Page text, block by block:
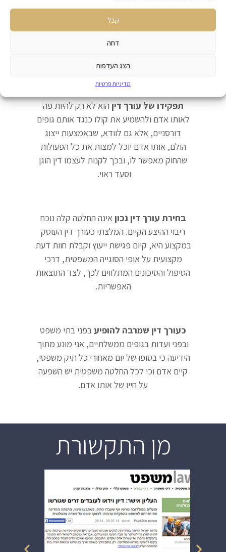
קבל
דחה
הצג העדפות
מדיניות פרטיות
שליחה
תפקידו של עורך דיןהוא לא רק להיות פה
לאותו אדם ולהשמיע את קולו כנגד אותם גופים
דורסניים, אלא גם לוודא, שבאמצעות ייצוג
הולם, אותו אדם יוכל למצות את כל הפעולות
שהחוק מאפשר לו, ובכך לקנות לעצמו דין הוגן
וסעד ראוי.
בחירת עורך דין נכוןאינה החלטה קלה נוכח
ריבוי ההיצע הקיים. המלצתי כעורך דין העוסק
במקצוע היא, קיום פגישת ייעוץ וקבלת חוות דעת
מקצועית על אופי הסוגייה המשפטית, דרכי
הטיפול והסיכונים המתלווים לכך, לצד התוצאות
האפשריות.
כעורך דין שמרבה להופיעבפני בתי משפט
ובפני ועדות בגופים ממשלתיים, אני מונע מתוך
הידיעה כי בסופו של יום מאחורי כל תיק משפטי,
קיים אדם וכי לכל החלטה משפטית יש השפעה
על חייו של אותו אדם.
מן התקשורת